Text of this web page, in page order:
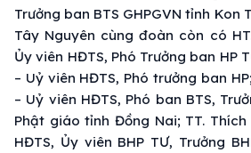
Trưởng ban BTS GHPGVN tỉnh Kon
Tây Nguyên cùng đoàn còn có
Ủy viên HĐTS, Phó Trưởng ban HP
– Uỷ viên HĐTS, Phó trưởng ban
– Uỷ viên HĐTS, Phó ban BTS,
Phật giáo tỉnh Đồng Nai; TT. Thích
HĐTS, Ủy viên BHP TƯ, Trưởng